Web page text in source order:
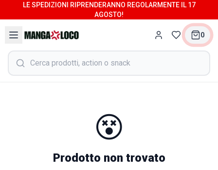
LE SPEDIZIONI RIPRENDERANNO REGOLARMENTE IL 17
AGOSTO!
0
😵
Prodotto non trovato